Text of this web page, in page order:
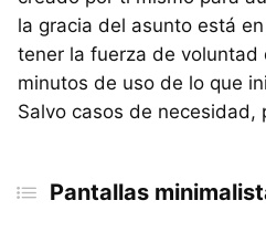
la gracia del asunto está
tener la fuerza de voluntad
minutos de uso de lo que
Salvo casos de necesidad,
Pantallas